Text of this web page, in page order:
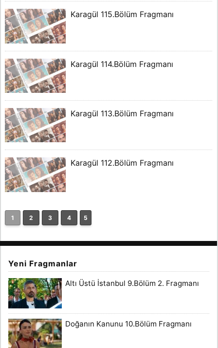
Karagül 115.Bölüm Fragmanı
Karagül 114.Bölüm Fragmanı
Karagül 113.Bölüm Fragmanı
Karagül 112.Bölüm Fragmanı
1 2 3 4 5
Yeni Fragmanlar
Altı Üstü İstanbul 9.Bölüm 2. Fragmanı
Doğanın Kanunu 10.Bölüm Fragmanı